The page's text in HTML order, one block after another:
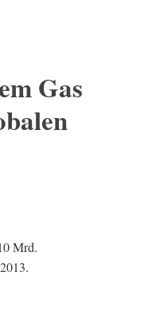
Gas
Mrd.